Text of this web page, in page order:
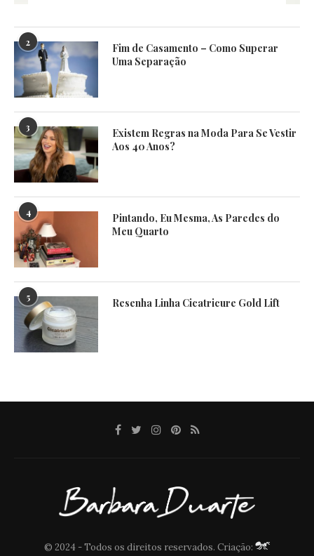
2
Fim de Casamento – Como Superar
Uma Separação
3
Existem Regras na Moda Para Se Vestir
Aos 40 Anos?
4
Pintando, Eu Mesma, As Paredes do
Meu Quarto
5 Resenha Linha Cicatricure Gold Lift
© 2024 - Todos os direitos reservados. Criação: